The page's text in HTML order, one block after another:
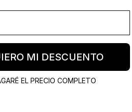
MI DESCUENTO
EL PRECIO COMPLETO